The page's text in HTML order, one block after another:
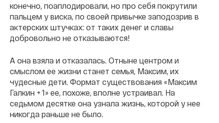
конечно, поаплодировали, но про себя покрутили
пальцем у виска, по своей привычке заподозрив в
актерских штучках: от таких денег и славы
добровольно не отказываются!
А она взяла и отказалась. Отныне центром и
смыслом ее жизни станет семья, Максим, их
чудесные дети. Формат существования «Максим
Галкин + 1» ее, похоже, вполне устраивал. На
седьмом десятке она узнала жизнь, которой у нее
никогда раньше не было.